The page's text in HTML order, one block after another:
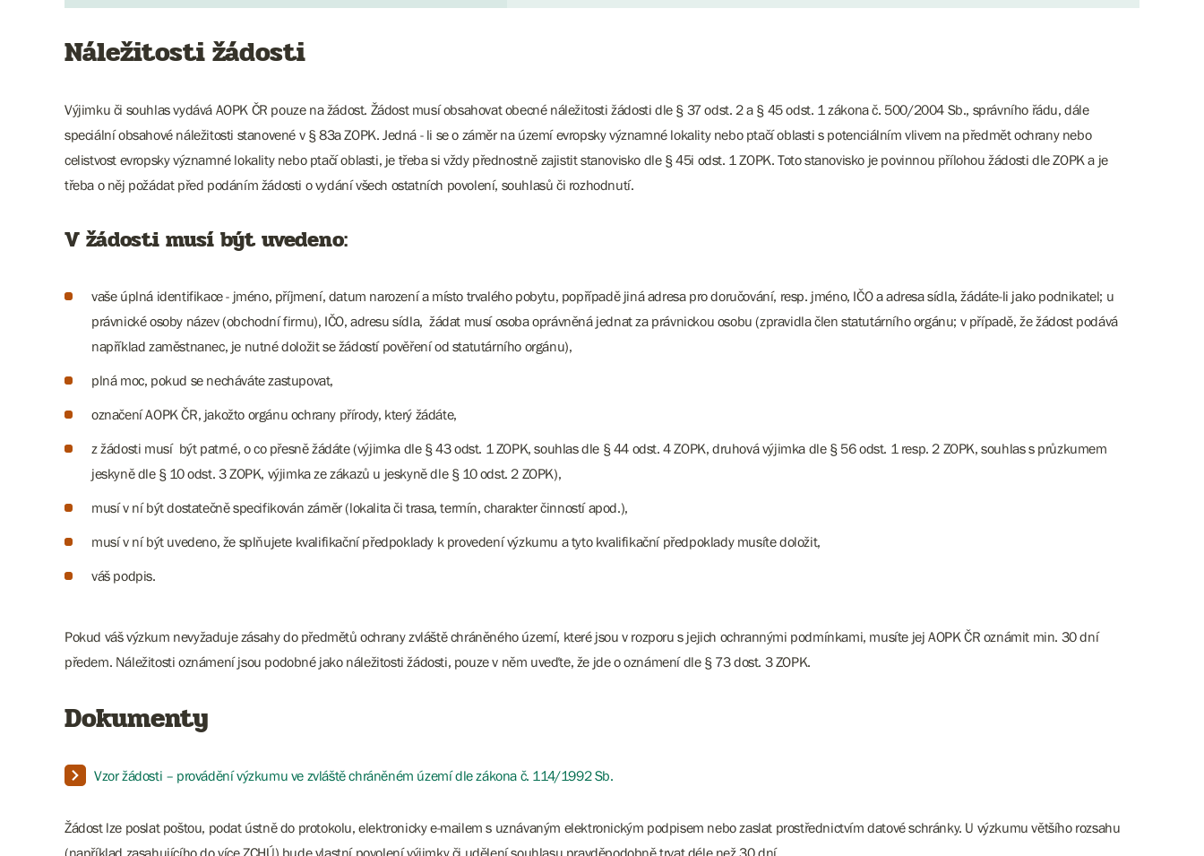
Náležitosti žádosti
Výjimku či souhlas vydává AOPK ČR pouze na žádost. Žádost musí obsahovat obecné náležitosti žádosti dle § 37 odst. 2 a § 45 odst. 1 zákona č. 500/2004 Sb., správního řádu, dále
speciální obsahové náležitosti stanovené v § 83a ZOPK. Jedná - li se o záměr na území evropsky významné lokality nebo ptačí oblasti s potenciálním vlivem na předmět ochrany nebo
celistvost evropsky významné lokality nebo ptačí oblasti, je třeba si vždy přednostně zajistit stanovisko dle § 45i odst. 1 ZOPK. Toto stanovisko je povinnou přílohou žádosti dle ZOPK a je
třeba o něj požádat před podáním žádosti o vydání všech ostatních povolení, souhlasů či rozhodnutí.
V žádosti musí být uvedeno:
vaše úplná identifikace - jméno, příjmení, datum narození a místo trvalého pobytu, popřípadě jiná adresa pro doručování, resp. jméno, IČO a adresa sídla, žádáte-li jako podnikatel; u
právnické osoby název (obchodní firmu), IČO, adresu sídla, žádat musí osoba oprávněná jednat za právnickou osobu (zpravidla člen statutárního orgánu; v případě, že žádost podává
například zaměstnanec, je nutné doložit se žádostí pověření od statutárního orgánu),
plná moc, pokud se necháváte zastupovat,
označení AOPK ČR, jakožto orgánu ochrany přírody, který žádáte,
z žádosti musí být patrné, o co přesně žádáte (výjimka dle § 43 odst. 1 ZOPK, souhlas dle § 44 odst. 4 ZOPK, druhová výjimka dle § 56 odst. 1 resp. 2 ZOPK, souhlas s průzkumem
jeskyně dle § 10 odst. 3 ZOPK, výjimka ze zákazů u jeskyně dle § 10 odst. 2 ZOPK),
musí v ní být dostatečně specifikován záměr (lokalita či trasa, termín, charakter činností apod.),
musí v ní být uvedeno, že splňujete kvalifikační předpoklady k provedení výzkumu a tyto kvalifikační předpoklady musíte doložit,
váš podpis.
Pokud váš výzkum nevyžaduje zásahy do předmětů ochrany zvláště chráněného území, které jsou v rozporu s jejich ochrannými podmínkami, musíte jej AOPK ČR oznámit min. 30 dní
předem. Náležitosti oznámení jsou podobné jako náležitosti žádosti, pouze v něm uveďte, že jde o oznámení dle § 73 dost. 3 ZOPK.
Dokumenty
Vzor žádosti – provádění výzkumu ve zvláště chráněném území dle zákona č. 114/1992 Sb.
Žádost lze poslat poštou, podat ústně do protokolu, elektronicky e-mailem s uznávaným elektronickým podpisem nebo zaslat prostřednictvím datové schránky. U výzkumu většího rozsahu
(například zasahujícího do více ZCHÚ) bude vlastní povolení výjimky či udělení souhlasu pravděpodobně trvat déle než 30 dní.